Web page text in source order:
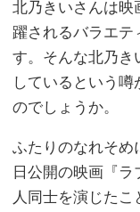
北乃きいさんは映
躍されるバラエテ
す。そんな北乃き
しているという
のでしょうか。
ふたりのなれそめ
日公開の映画『
人同士を演じたこ